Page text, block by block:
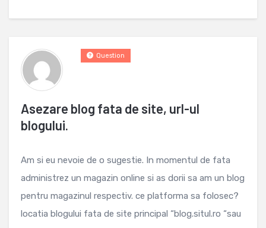
Asezare blog fata de site, url-ul
blogului.
Question
Am si eu nevoie de o sugestie. In momentul de fata
administrez un magazin online si as dorii sa am un blog
pentru magazinul respectiv. ce platforma sa folosec?
locatia blogului fata de site principal “blog.situl.ro “sau